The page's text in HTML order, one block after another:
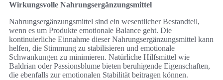
Wirkungsvolle Nahrungsergänzungsmittel
Nahrungsergänzungsmittel sind ein wesentlicher Bestandteil,
wenn es um Produkte emotionale Balance geht. Die
kontinuierliche Einnahme dieser Nahrungsergänzungsmittel kann
helfen, die Stimmung zu stabilisieren und emotionale
Schwankungen zu minimieren. Natürliche Hilfsmittel wie
Baldrian oder Passionsblume bieten beruhigende Eigenschaften,
die ebenfalls zur emotionalen Stabilität beitragen können.